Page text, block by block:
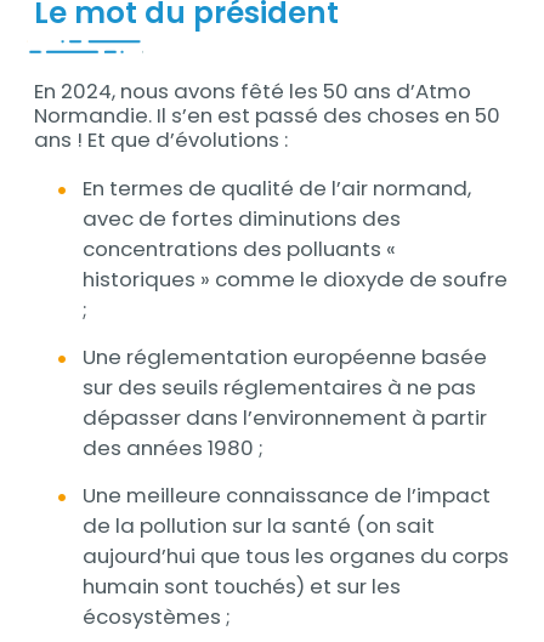
Description
Le mot du président
En 2024, nous avons fêté les 50 ans d’Atmo
Normandie. Il s’en est passé des choses en 50
ans ! Et que d’évolutions :
En termes de qualité de l’air normand,
avec de fortes diminutions des
concentrations des polluants «
historiques » comme le dioxyde de soufre
;
Une réglementation européenne basée
sur des seuils réglementaires à ne pas
dépasser dans l’environnement à partir
des années 1980 ;
Une meilleure connaissance de l’impact
de la pollution sur la santé (on sait
aujourd’hui que tous les organes du corps
humain sont touchés) et sur les
écosystèmes ;